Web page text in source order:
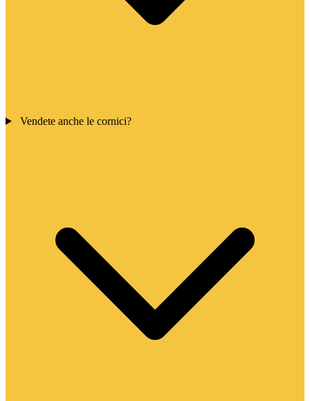
Vendete anche le cornici?